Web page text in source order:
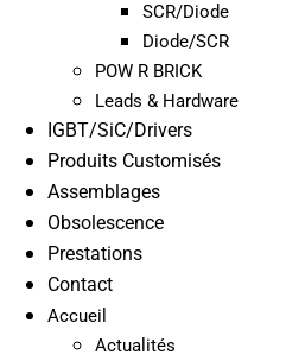
SCR/Diode
Diode/SCR
POW R BRICK
Leads & Hardware
IGBT/SiC/Drivers
Produits Customisés
Assemblages
Obsolescence
Prestations
Contact
Accueil
Actualités